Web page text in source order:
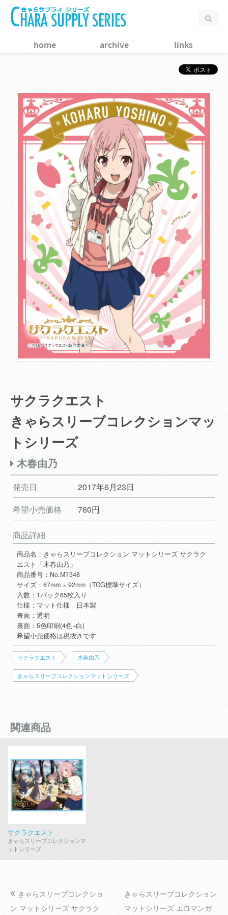
home archive links
サクラクエスト
きゃらスリーブコレクションマッ
トシリーズ
木春由乃
発売日
2017年6月23日
希望小売価格
760円
商品詳細
商品名：きゃらスリーブコレクション マットシリーズ サクラク
エスト「木春由乃」
商品番号：No.MT348
サイズ：67mm × 92mm（TCG標準サイズ）
入数：1パック65枚入り
仕様：マット仕様 日本製
表面：透明
裏面：5色印刷(4色+白)
希望小売価格は税抜きです
サクラクエスト 木春由乃
きゃらスリーブコレクションマットシリーズ
関連商品
サクラクエスト
きゃらスリーブコレクションマ
ットシリーズ
きゃらスリーブコレクショ
ン マットシリーズ サクラク
きゃらスリーブコレクション
マットシリーズ エロマンガ